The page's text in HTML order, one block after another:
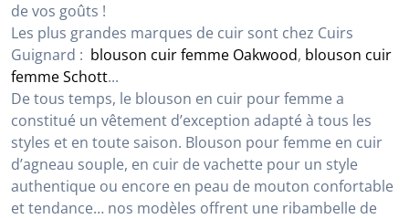
de vos goûts !
Les plus grandes marques de cuir sont chez Cuirs
Guignard : blouson cuir femme Oakwood, blouson cuir
femme Schott...
De tous temps, le blouson en cuir pour femme a
constitué un vêtement d’exception adapté à tous les
styles et en toute saison. Blouson pour femme en cuir
d’agneau souple, en cuir de vachette pour un style
authentique ou encore en peau de mouton confortable
et tendance… nos modèles offrent une ribambelle de